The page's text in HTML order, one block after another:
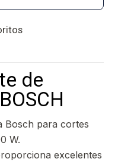
de
Bosch para cortes
W.
excelentes